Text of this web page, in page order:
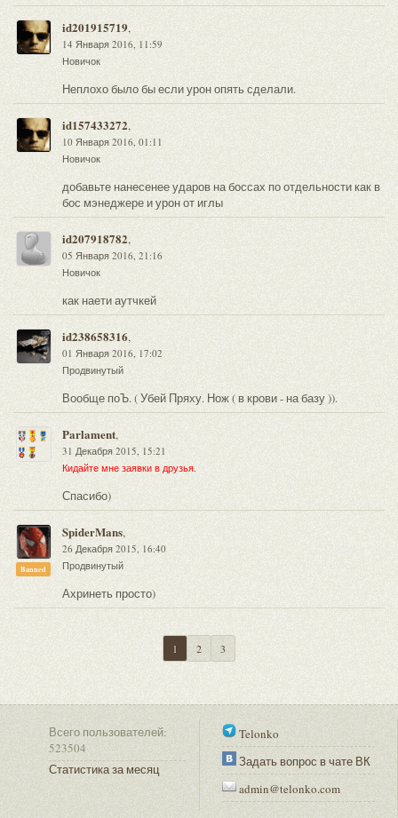
id201915719,
14 Января 2016, 11:59
Новичок
Неплохо было бы если урон опять сделали.
id157433272,
10 Января 2016, 01:11
Новичок
добавьте нанесенее ударов на боссах по отдельности как в
бос мэнеджере и урон от иглы
id207918782,
05 Января 2016, 21:16
Новичок
как наети аутчкей
id238658316,
01 Января 2016, 17:02
Продвинутый
Вообще поЪ. ( Убей Пряху. Нож ( в крови - на базу )).
Parlament,
31 Декабря 2015, 15:21
Кидайте мне заявки в друзья.
Спасибо)
Banned
SpiderMans,
26 Декабря 2015, 16:40
Продвинутый
Ахринеть просто)
1 2 3
Всего пользователей:
523504
Статистика за месяц
Telonko
Задать вопрос в чате ВК
admin@telonko.com